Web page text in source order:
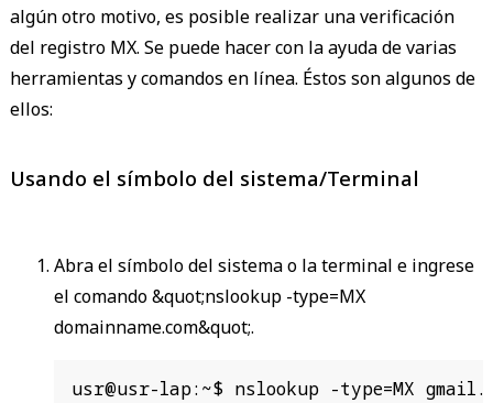
algún otro motivo, es posible realizar una verificación
del registro MX. Se puede hacer con la ayuda de varias
herramientas y comandos en línea. Éstos son algunos de
ellos:
Usando el símbolo del sistema/Terminal
Abra el símbolo del sistema o la terminal e ingrese
el comando &quot;nslookup -type=MX
domainname.com&quot;.
usr@usr-lap:~$ nslookup -type=MX